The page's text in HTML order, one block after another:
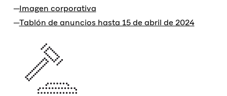
Imagen corporativa
Tablón de anuncios hasta 15 de abril de 2024